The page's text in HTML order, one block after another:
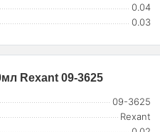
0.04
0.03
Rexant 09-3625
09-3625
Rexant